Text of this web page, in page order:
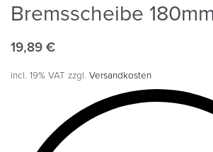
Bremsscheibe
19,89 €
incl. 19% VAT zzgl. Versandkosten